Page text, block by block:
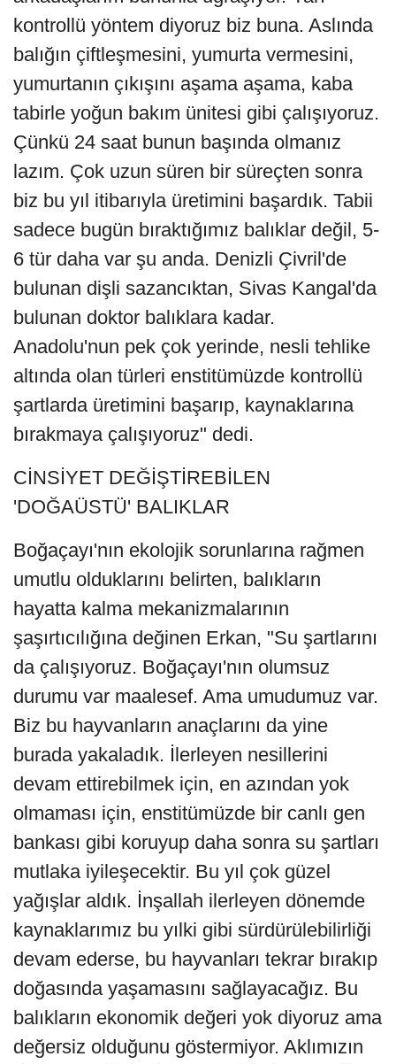
kontrollü yöntem diyoruz biz buna. Aslında
balığın çiftleşmesini, yumurta vermesini,
yumurtanın çıkışını aşama aşama, kaba
tabirle yoğun bakım ünitesi gibi çalışıyoruz.
Çünkü 24 saat bunun başında olmanız
lazım. Çok uzun süren bir süreçten sonra
biz bu yıl itibarıyla üretimini başardık. Tabii
sadece bugün bıraktığımız balıklar değil, 5-
6 tür daha var şu anda. Denizli Çivril'de
bulunan dişli sazancıktan, Sivas Kangal'da
bulunan doktor balıklara kadar.
Anadolu'nun pek çok yerinde, nesli tehlike
altında olan türleri enstitümüzde kontrollü
şartlarda üretimini başarıp, kaynaklarına
bırakmaya çalışıyoruz" dedi.
CİNSİYET DEĞİŞTİREBİLEN
'DOĞAÜSTÜ' BALIKLAR
Boğaçayı'nın ekolojik sorunlarına rağmen
umutlu olduklarını belirten, balıkların
hayatta kalma mekanizmalarının
şaşırtıcılığına değinen Erkan, "Su şartlarını
da çalışıyoruz. Boğaçayı'nın olumsuz
durumu var maalesef. Ama umudumuz var.
Biz bu hayvanların anaçlarını da yine
burada yakaladık. İlerleyen nesillerini
devam ettirebilmek için, en azından yok
olmaması için, enstitümüzde bir canlı gen
bankası gibi koruyup daha sonra su şartları
mutlaka iyileşecektir. Bu yıl çok güzel
yağışlar aldık. İnşallah ilerleyen dönemde
kaynaklarımız bu yılki gibi sürdürülebilirliği
devam ederse, bu hayvanları tekrar bırakıp
doğasında yaşamasını sağlayacağız. Bu
balıkların ekonomik değeri yok diyoruz ama
değersiz olduğunu göstermiyor. Aklımızın